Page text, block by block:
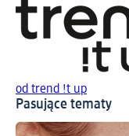
od trend !t up
Pasujące tematy